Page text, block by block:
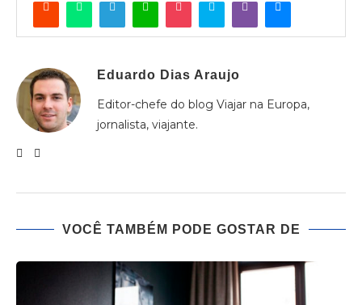
Eduardo Dias Araujo
Editor-chefe do blog Viajar na Europa,
jornalista, viajante.
VOCÊ TAMBÉM PODE GOSTAR DE